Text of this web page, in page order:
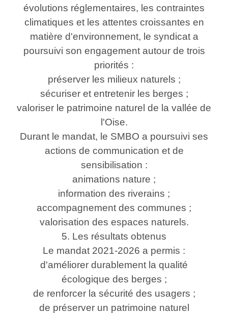
évolutions réglementaires, les contraintes
climatiques et les attentes croissantes en
matière d'environnement, le syndicat a
poursuivi son engagement autour de trois
priorités :
préserver les milieux naturels ;
sécuriser et entretenir les berges ;
valoriser le patrimoine naturel de la vallée de
l'Oise.
Durant le mandat, le SMBO a poursuivi ses
actions de communication et de
sensibilisation :
animations nature ;
information des riverains ;
accompagnement des communes ;
valorisation des espaces naturels.
5. Les résultats obtenus
Le mandat 2021-2026 a permis :
d'améliorer durablement la qualité
écologique des berges ;
de renforcer la sécurité des usagers ;
de préserver un patrimoine naturel